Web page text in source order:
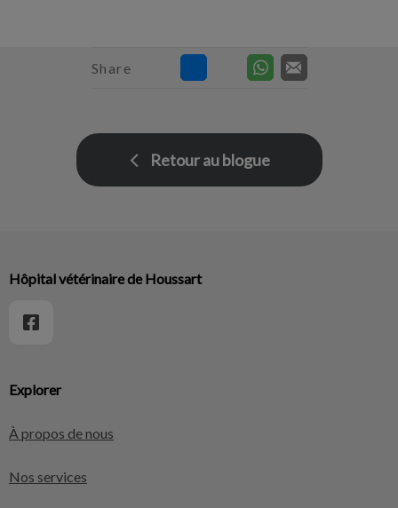
Share
Retour au blogue
Explorer
À propos de nous
Nos services
Hôpital vétérinaire de Houssart